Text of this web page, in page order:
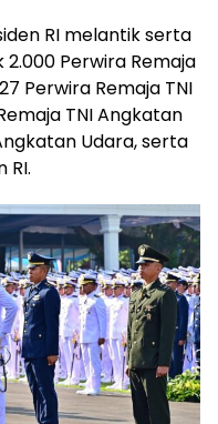
RI melantik serta
Perwira Remaja
Perwira Remaja TNI
TNI Angkatan
Udara, serta
RI.